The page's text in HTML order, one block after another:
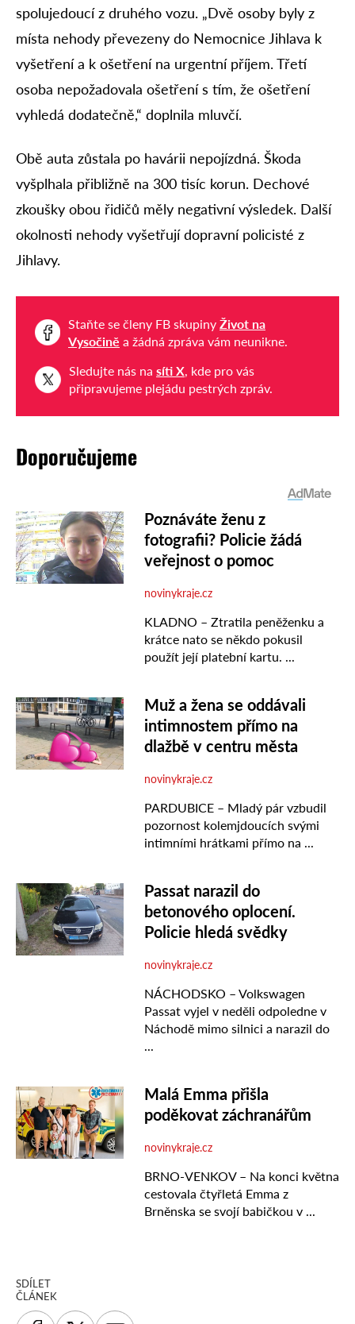
SDÍLET
ČLÁNEK
spolujedoucí z druhého vozu. „Dvě osoby byly z
místa nehody převezeny do Nemocnice Jihlava k
vyšetření a k ošetření na urgentní příjem. Třetí
osoba nepožadovala ošetření s tím, že ošetření
vyhledá dodatečně,“ doplnila mluvčí.
Obě auta zůstala po havárii nepojízdná. Škoda
vyšplhala přibližně na 300 tisíc korun. Dechové
zkoušky obou řidičů měly negativní výsledek. Další
okolnosti nehody vyšetřují dopravní policisté z
Jihlavy.
Staňte se členy FB skupiny Život na
Vysočině a žádná zpráva vám neunikne.
Sledujte nás na síti X, kde pro vás
připravujeme plejádu pestrých zpráv.
Doporučujeme